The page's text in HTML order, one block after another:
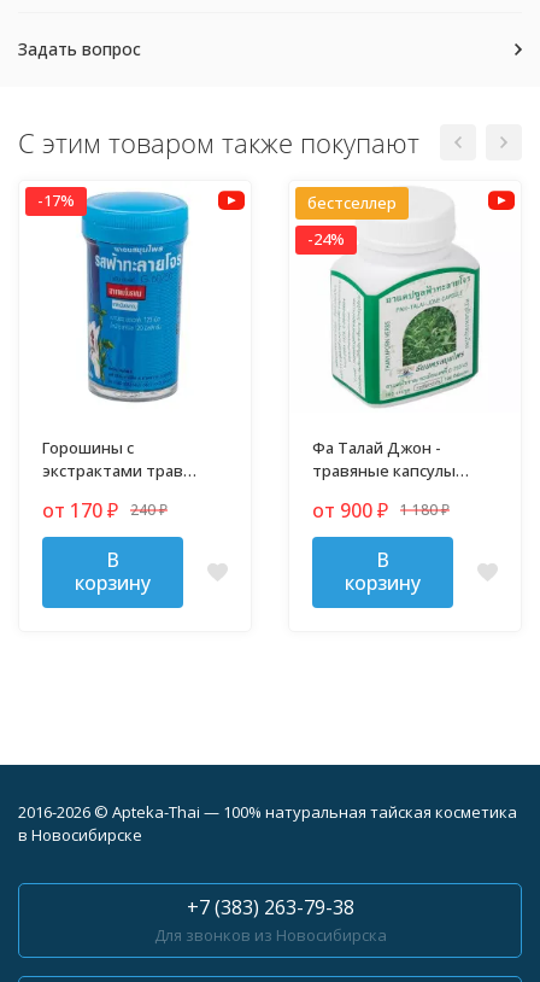
Задать вопрос
С этим товаром также покупают
-17%
Горошины с
экстрактами трав
простуды и кашля
от 170 ₽ 240₽
В
корзину
бестселлер
-24%
Фа Талай Джон -
травяные капсулы
простуды
от 900 ₽ 1 180₽
В
корзину
2016-2026 © Apteka-Thai — 100% натуральная тайская косметика
в Новосибирске
+7 (383) 263-79-38
Для звонков из Новосибирска